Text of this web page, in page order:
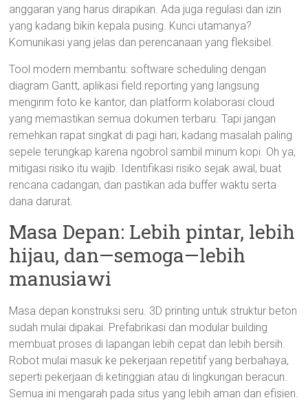
anggaran yang harus dirapikan. Ada juga regulasi dan izin
yang kadang bikin kepala pusing. Kunci utamanya?
Komunikasi yang jelas dan perencanaan yang fleksibel.
Tool modern membantu: software scheduling dengan
diagram Gantt, aplikasi field reporting yang langsung
mengirim foto ke kantor, dan platform kolaborasi cloud
yang memastikan semua dokumen terbaru. Tapi jangan
remehkan rapat singkat di pagi hari; kadang masalah paling
sepele terungkap karena ngobrol sambil minum kopi. Oh ya,
mitigasi risiko itu wajib. Identifikasi risiko sejak awal, buat
rencana cadangan, dan pastikan ada buffer waktu serta
dana darurat.
Masa Depan: Lebih pintar, lebih
hijau, dan—semoga—lebih
manusiawi
Masa depan konstruksi seru. 3D printing untuk struktur beton
sudah mulai dipakai. Prefabrikasi dan modular building
membuat proses di lapangan lebih cepat dan lebih bersih.
Robot mulai masuk ke pekerjaan repetitif yang berbahaya,
seperti pekerjaan di ketinggian atau di lingkungan beracun.
Semua ini mengarah pada situs yang lebih aman dan efisien.